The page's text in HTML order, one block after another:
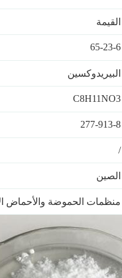
القيمة
65-23-6
البيريدوكسين
C8H11NO3
277-913-8
/
الصين
منظمات الحموضة والأحماض